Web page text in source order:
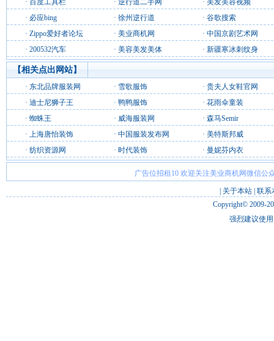
· 百度工具栏 · 逆行道二手网 · 美发美容视频
· 必应bing · 徐州逆行道 · 谷歌搜索
· Zippo爱好者论坛 · 美业商机网 · 中国京剧艺术网
· 200532汽车 · 美容美发美体 · 新疆寒冰刺纹身
【相关点出网站】
· 东北品牌服装网 · 雪歌服饰 · 贵夫人女鞋官网
· 迪士尼狮子王 · 鸭鸭服饰 · 花雨伞童装
· 蜘蛛王 · 威海服装网 · 森马Semir
· 上海唐怡装饰 · 中国服装发布网 · 美特斯邦威
· 纺织资源网 · 时代装饰 · 曼妮芬内衣
广告位招租10 欢迎关注美业商机网微信公
关于本站 联系
Copyright© 2009-
强烈建议使